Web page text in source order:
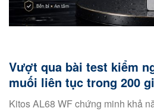
Vượt qua bài test kiểm
muối liên tục trong 200
Kitos AL68 WF chứng minh khả